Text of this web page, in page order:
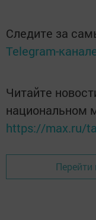
Следите за
Telegram-
Читайте
национальном
https://max.ru/
Перейти